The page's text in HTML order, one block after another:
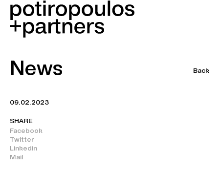
News Back
09.02.2023
SHARE
Facebook
Twitter
Linkedin
Mail